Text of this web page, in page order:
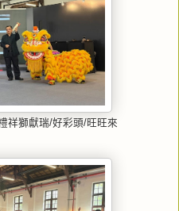
祥獅獻瑞/好彩頭/旺旺來